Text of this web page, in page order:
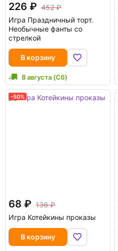
226
452
Игра Праздничный торт.
Необычные фанты со
стрелкой
В корзину
8 августа (Сб)
-50%
68
136
Игра Котейкины проказы
В корзину